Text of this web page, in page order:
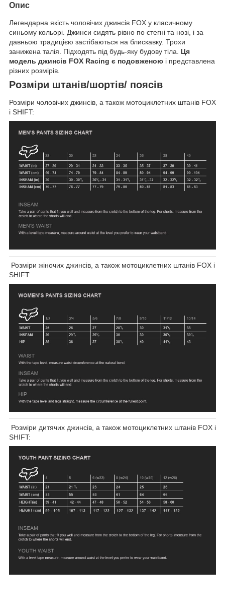
Опис
Легендарна якість чоловічих джинсів FOX у класичному
синьому кольорі. Джинси сидять рівно по стегні та нозі, і за
давньою традицією застібаються на блискавку. Трохи
занижена талія. Підходять під будь-яку будову тіла. Ця
модель джинсів FOX Racing є подовженою і представлена
різних розмірів.
Розміри штанів/шортів/ поясів
Розміри чоловічих джинсів, а також мотоциклетних штанів FOX
і SHIFT:
Розміри жіночих джинсів, а також мотоциклетних штанів FOX і
SHIFT:
Розміри дитячих джинсів, а також мотоциклетних штанів FOX і
SHIFT: